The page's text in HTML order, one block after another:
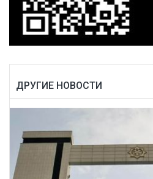
ДРУГИЕ НОВОСТИ